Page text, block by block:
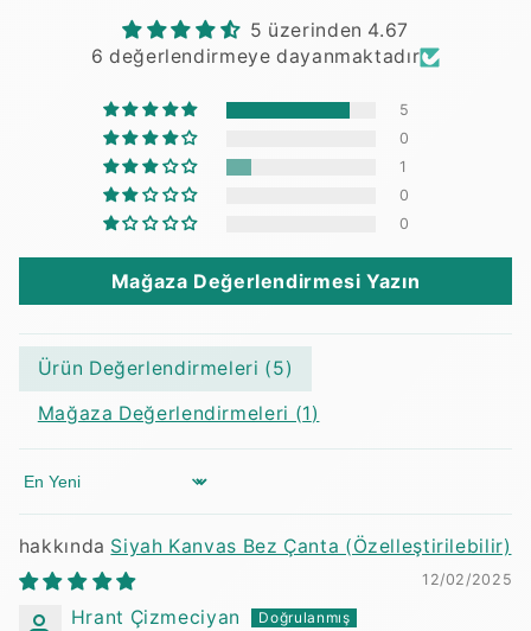
5 üzerinden 4.67
6 değerlendirmeye dayanmaktadır
5
0
1
0
0
Mağaza Değerlendirmesi Yazın
Ürün Değerlendirmeleri (5)
Mağaza Değerlendirmeleri (1)
Sort by
Siyah Kanvas Bez Çanta (Özelleştirilebilir)
12/02/2025
Hrant Çizmeciyan